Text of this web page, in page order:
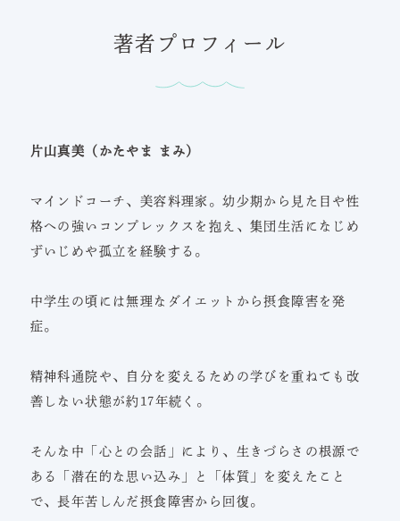
著者プロフィール
片山真美（かたやま まみ）
マインドコーチ、美容料理家。幼少期から見た目や性
格への強いコンプレックスを抱え、集団生活になじめ
ずいじめや孤立を経験する。
中学生の頃には無理なダイエットから摂食障害を発
症。
精神科通院や、自分を変えるための学びを重ねても改
善しない状態が約17年続く。
そんな中「心との会話」により、生きづらさの根源で
ある「潜在的な思い込み」と「体質」を変えたこと
で、長年苦しんだ摂食障害から回復。